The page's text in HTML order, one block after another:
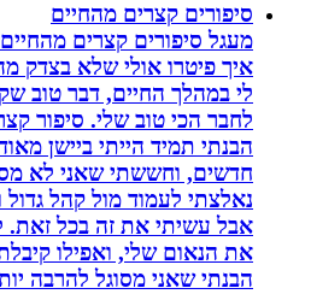
סיפורים קצרים מהחיים
מעגל סיפורים קצרים מהחיים .
איך פיטרו אולי שלא בצדק
לי במהלך החיים, דבר טוב שקרה
לחבר הכי טוב שלי. סיפור קצר
הבנתי תמיד הייתי ביישן מאוד.
חדשים, וחששתי שאני לא מספיק
נאלצתי לעמוד מול קהל גדול
אבל עשיתי את זה בכל זאת.
את הנאום שלי, ואפילו קיבלתי
הבנתי שאני מסוגל להרבה יותר